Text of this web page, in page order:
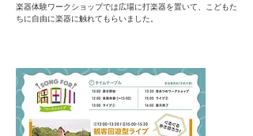
楽器体験ワークショップでは広場に打楽器を置いて、こどもた
ちに自由に楽器に触れてもらいました。